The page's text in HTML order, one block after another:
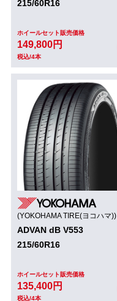
215/60R16
ホイールセット販売価格
149,800円
税込/4本
(YOKOHAMA TIRE(ヨコハマ))
ADVAN dB V553
215/60R16
ホイールセット販売価格
135,400円
税込/4本